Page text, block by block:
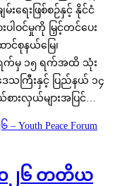
းရေးဖြစ်စဉ်နှင့် နိုင်ငံ
ါဝင်မှုကို မြှင့်တင်ပေး
င်စုနယ်မြေ၊
ရက်မှ ၁၅ ရက်အထိ သုံး
သကြီးနှင့် ပြည်နယ် ၁၄
ားလှယ်များအပြင်…
Youth Peace Forum
၂၀၂၆ တတိယ